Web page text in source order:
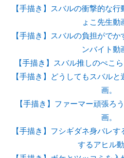
【手描き】スバルの衝撃的な
ょこ先生動
【手描き】スバルの負担がで
ンバイト動
【手描き】スバル推しのぺこ
【手描き】どうしてもスバル
画。
【手描き】ファーマー頑張ろ
画。
【手描き】フシギダネ身バレ
するアヒル動